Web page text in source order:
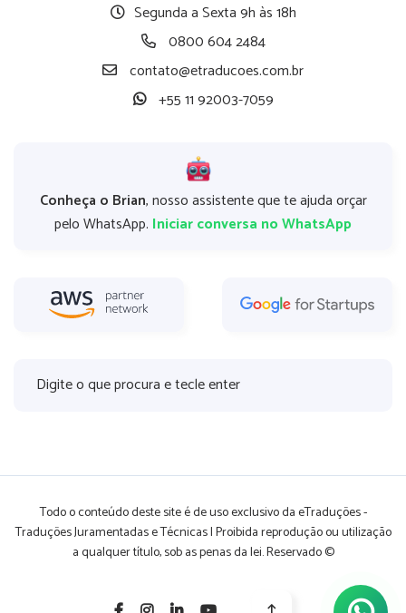
Segunda a Sexta 9h às 18h
0800 604 2484
contato@etraducoes.com.br
+55 11 92003-7059
Conheça o Brian, nosso assistente que te ajuda orçar
pelo WhatsApp. Iniciar conversa no WhatsApp
Todo o conteúdo deste site é de uso exclusivo da eTraduções -
Traduções Juramentadas e Técnicas | Proibida reprodução ou utilização
a qualquer título, sob as penas da lei. Reservado ©